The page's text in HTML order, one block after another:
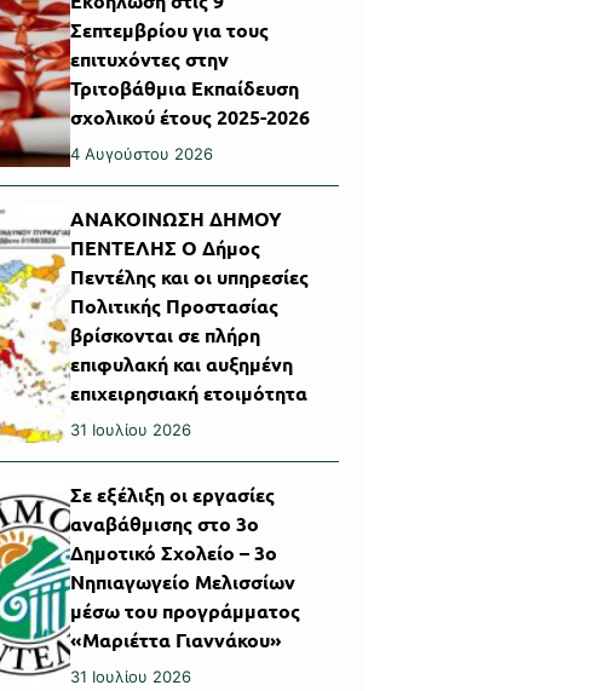
Σεπτεμβρίου για τους
επιτυχόντες στην
Τριτοβάθμια Εκπαίδευση
σχολικού έτους 2025-2026
4 Αυγούστου 2026
ΑΝΑΚΟΙΝΩΣΗ ΔΗΜΟΥ
ΠΕΝΤΕΛΗΣ Ο Δήμος
Πεντέλης και οι υπηρεσίες
Πολιτικής Προστασίας
βρίσκονται σε πλήρη
επιφυλακή και αυξημένη
επιχειρησιακή ετοιμότητα
31 Ιουλίου 2026
Σε εξέλιξη οι εργασίες
αναβάθμισης στο 3ο
Δημοτικό Σχολείο – 3ο
Νηπιαγωγείο Μελισσίων
μέσω του προγράμματος
«Μαριέττα Γιαννάκου»
31 Ιουλίου 2026